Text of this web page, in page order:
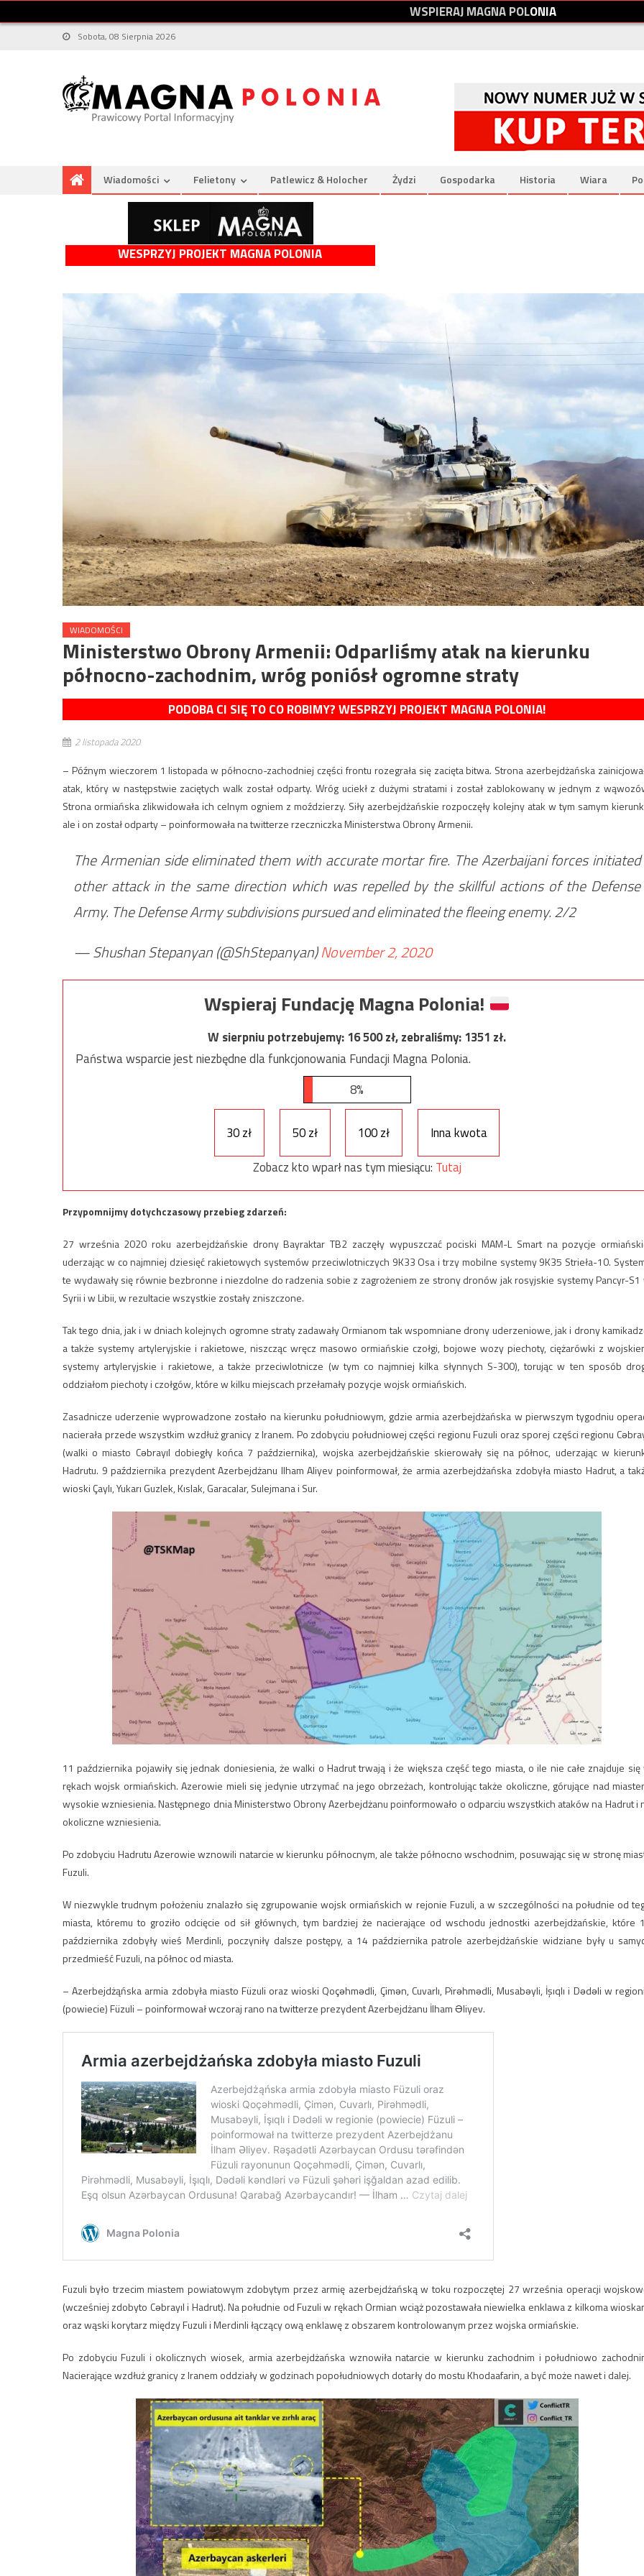
WSPIERAJMAGNAPOLONIA
Sobota, 08 Sierpnia 2026
Wiadomości Felietony Patlewicz & Holocher Żydzi Gospodarka Historia Wiara
WESPRZYJ PROJEKT MAGNA POLONIA
WIADOMOŚCI
Ministerstwo Obrony Armenii: Odparliśmy atak na kierunku
północno-zachodnim, wróg poniósł ogromne straty
PODOBA CI SIĘ TO CO ROBIMY? WESPRZYJ PROJEKT MAGNA POLONIA!
2 listopada 2020
– Późnym wieczorem 1 listopada w północno-zachodniej części frontu rozegrała się zacięta bitwa. Strona azerbejdżańska
atak, który w następstwie zaciętych walk został odparty. Wróg uciekł z dużymi stratami i został zablokowany w jednym z
Strona ormiańska zlikwidowała ich celnym ogniem z moździerzy. Siły azerbejdżańskie rozpoczęły kolejny atak w tym samym
ale i on został odparty – poinformowała na twitterze rzeczniczka Ministerstwa Obrony Armenii.
The Armenian side eliminated them with accurate mortar fire. The Azerbaijani forces initiated
other attack in the same direction which was repelled by the skillful actions of the Defense
Army. The Defense Army subdivisions pursued and eliminated the fleeing enemy. 2/2
— Shushan Stepanyan (@ShStepanyan)November 2, 2020
Wspieraj Fundację Magna Polonia!
W sierpniu potrzebujemy:16 500zł, zebraliśmy:1351 zł.
Państwa wsparcie jest niezbędne dla funkcjonowania Fundacji Magna Polonia.
8%
30 zł 50 zł 100 zł
Inna kwota
Zobacz kto wparł nas tym miesiącu: Tutaj
Przypomnijmy dotychczasowy przebieg zdarzeń:
27 września 2020 roku azerbejdżańskie drony Bayraktar TB2 zaczęły wypuszczać pociski MAM-L Smart na pozycje
uderzając w co najmniej dziesięć rakietowych systemów przeciwlotniczych 9K33 Osa i trzy mobilne systemy 9K35 Strieła-10.
te wydawały się równie bezbronne i niezdolne do radzenia sobie z zagrożeniem ze strony dronów jak rosyjskie systemy Pancyr-S1
Syrii i w Libii, w rezultacie wszystkie zostały zniszczone.
Tak tego dnia, jak i w dniach kolejnych ogromne straty zadawały Ormianom tak wspomniane drony uderzeniowe, jak i drony
a także systemy artyleryjskie i rakietowe, niszcząc wręcz masowo ormiańskie czołgi, bojowe wozy piechoty, ciężarówki z
systemy artyleryjskie i rakietowe, a także przeciwlotnicze (w tym co najmniej kilka słynnych S-300), torując w ten sposób
oddziałom piechoty i czołgów, które w kilku miejscach przełamały pozycje wojsk ormiańskich.
Zasadnicze uderzenie wyprowadzone zostało na kierunku południowym, gdzie armia azerbejdżańska w pierwszym tygodniu
nacierała przede wszystkim wzdłuż granicy z Iranem. Po zdobyciu południowej części regionu Fuzuli oraz sporej części regionu
(walki o miasto Cəbrayıl dobiegły końca 7 października), wojska azerbejdżańskie skierowały się na północ, uderzając w
Hadrutu. 9 października prezydent Azerbejdżanu Ilham Aliyev poinformował, że armia azerbejdżańska zdobyła miasto Hadrut, a
wioski Çaylı, Yukarı Guzlek, Kıslak, Garacalar, Sulejmana i Sur.
11 października pojawiły się jednak doniesienia, że walki o Hadrut trwają i że większa część tego miasta, o ile nie całe znajduje się
rękach wojsk ormiańskich. Azerowie mieli się jedynie utrzymać na jego obrzeżach, kontrolując także okoliczne, górujące nad
wysokie wzniesienia. Następnego dnia Ministerstwo Obrony Azerbejdżanu poinformowało o odparciu wszystkich ataków na Hadrut i
okoliczne wzniesienia.
Po zdobyciu Hadrutu Azerowie wznowili natarcie w kierunku północnym, ale także północno wschodnim, posuwając się w stronę
Fuzuli.
W niezwykle trudnym położeniu znalazło się zgrupowanie wojsk ormiańskich w rejonie Fuzuli, a w szczególności na południe od
miasta, któremu to groziło odcięcie od sił głównych, tym bardziej że nacierające od wschodu jednostki azerbejdżańskie, które
października zdobyły wieś Merdinli, poczyniły dalsze postępy, a 14 października patrole azerbejdżańskie widziane były u
przedmieść Fuzuli, na północ od miasta.
– Azerbejdżąńska armia zdobyła miasto Füzuli oraz wioski Qoçəhmədli, Çimən, Cuvarlı, Pirəhmədli, Musabəyli, İşıqlı i Dədəli w
(powiecie) Füzuli – poinformował wczoraj rano na twitterze prezydent Azerbejdżanu İlham Əliyev.
Fuzuli było trzecim miastem powiatowym zdobytym przez armię azerbejdżańską w toku rozpoczętej 27 września operacji
(wcześniej zdobyto Cəbrayıl i Hadrut). Na południe od Fuzuli w rękach Ormian wciąż pozostawała niewielka enklawa z kilkoma
oraz wąski korytarz między Fuzuli i Merdinli łączący ową enklawę z obszarem kontrolowanym przez wojska ormiańskie.
Po zdobyciu Fuzuli i okolicznych wiosek, armia azerbejdżańska wznowiła natarcie w kierunku zachodnim i południowo
Nacierające wzdłuż granicy z Iranem oddziały w godzinach popołudniowych dotarły do mostu Khodaafarin, a być może nawet i dalej.